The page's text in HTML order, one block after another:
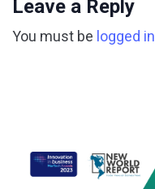
Leave a Reply
You must be logged in